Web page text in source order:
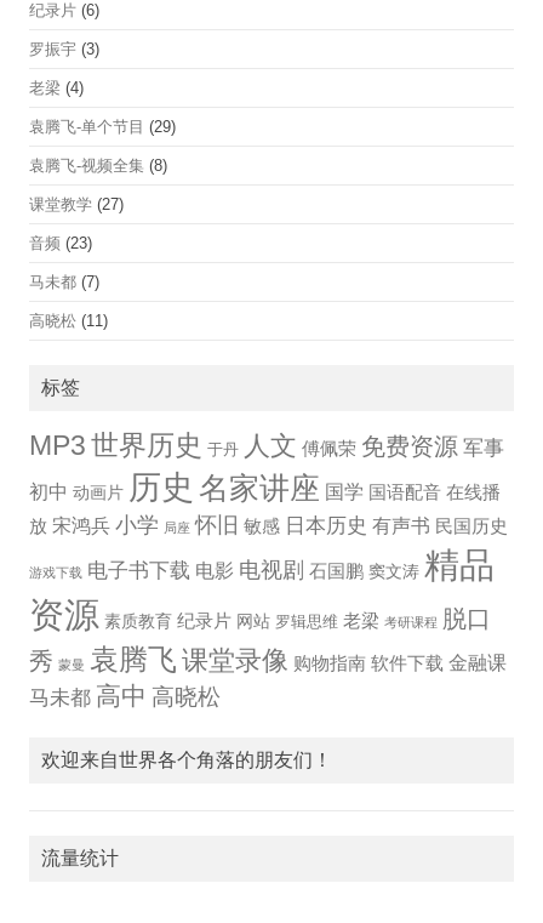
纪录片 (6)
罗振宇 (3)
老梁 (4)
袁腾飞-单个节目 (29)
袁腾飞-视频全集 (8)
课堂教学 (27)
音频 (23)
马未都 (7)
高晓松 (11)
标签
MP3 世界历史 于丹 人文 傅佩荣 免费资源 军事
初中 动画片 历史 名家讲座 国学 国语配音 在线播
放 宋鸿兵 小学 局座 怀旧 敏感 日本历史 有声书 民国历史
游戏下载 电子书下载 电影 电视剧 石国鹏 窦文涛 精品
资源 素质教育 纪录片 网站 罗辑思维 老梁 考研课程
脱口
秀 蒙曼 袁腾飞 课堂录像 购物指南 软件下载 金融课
马未都 高中 高晓松
欢迎来自世界各个角落的朋友们！
流量统计